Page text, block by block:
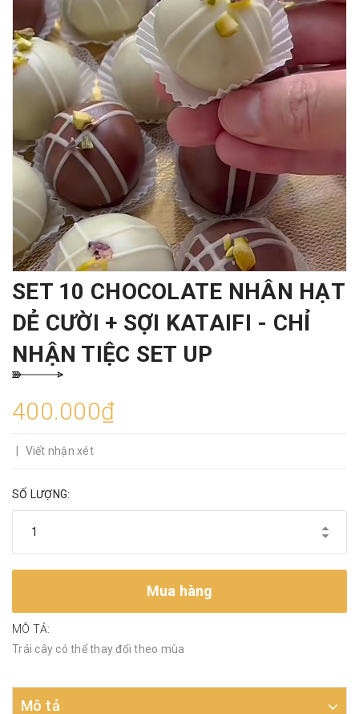
SET 10 CHOCOLATE NHÂN HẠT
DẺ CƯỜI + SỢI KATAIFI - CHỈ
NHẬN TIỆC SET UP
400.000₫
| Viết nhận xét
SỐ LƯỢNG:
Mua hàng
MÔ TẢ:
Trái cây có thể thay đổi theo mùa
Mô tả